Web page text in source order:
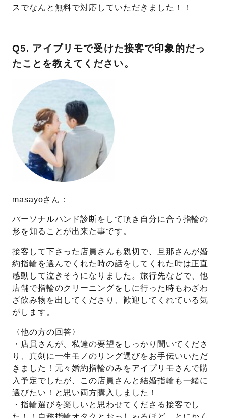
スでなんと無料で対応していただきました！！
Q5. アイプリモで受けた接客で印象的だっ
たことを教えてください。
masayoさん：
パーソナルハンド診断をして頂き自分に合う指輪の
形を知ることが出来た事です。
接客して下さった店員さんも親切で、旦那さんが婚
約指輪を選んでくれた時の話をしてくれた時は正直
感動して泣きそうになりました。旅行先などで、他
店舗で指輪のクリーニングをしに行った時もわざわ
ざ飲み物を出してくださり、歓迎してくれている気
がします。
〈他の方の回答〉
・店員さんが、私達の要望をしっかり聞いてくださ
り、真剣に一生モノのリング選びをお手伝いいただ
きました！元々婚約指輪のみをアイプリモさんで購
入予定でしたが、この店員さんと結婚指輪も一緒に
選びたい！と思い両方購入しました！
・指輪選びを楽しいと思わせてくださる接客でし